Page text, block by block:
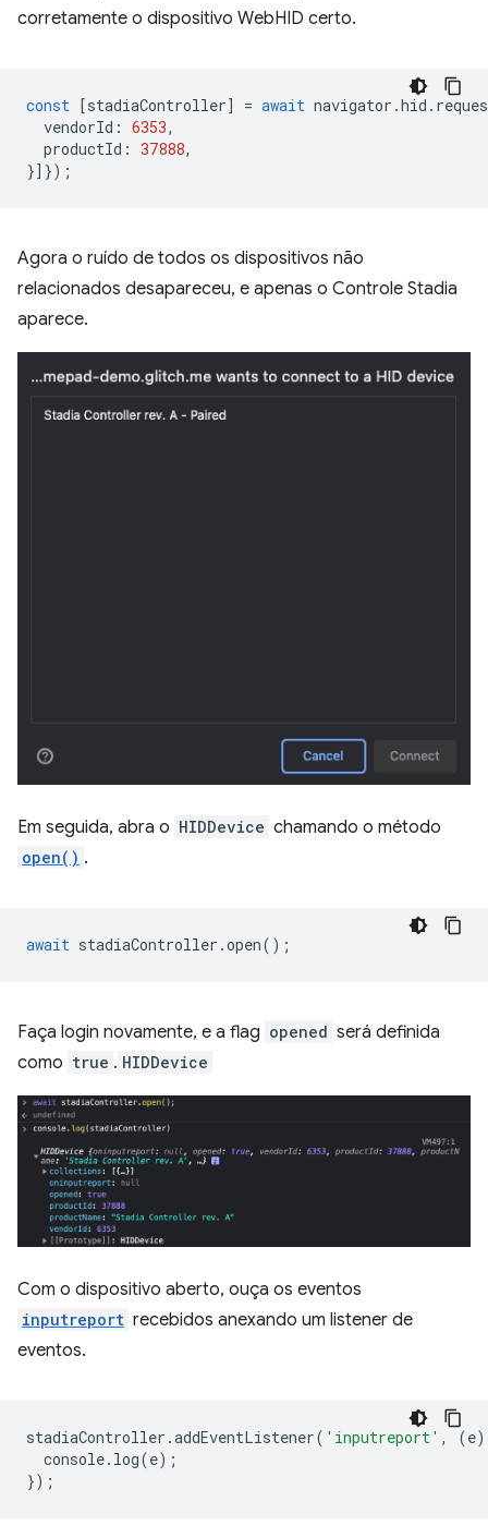
corretamente o dispositivo WebHID certo.
const [stadiaController] = await navigator .hid .
vendorId : 6353,
productId : 37888,
}]});
Agora o ruído de todos os dispositivos não
relacionados desapareceu, e apenas o Controle Stadia
aparece.
Em seguida, abra o HIDDevice chamando o método
open() .
await stadiaController .open();
Faça login novamente, e a flag opened será definida
como true . HIDDevice
Com o dispositivo aberto, ouça os eventos
inputreport recebidos anexando um listener de
eventos.
stadiaController .addEventListener( 'inputreport' , (e)
console. log(e);
});